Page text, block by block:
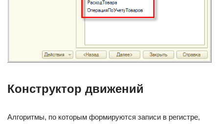
Конструктор движений
Алгоритмы, по которым формируются записи в регистре,